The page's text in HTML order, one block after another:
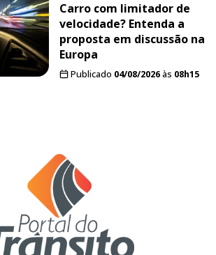
Carro com limitador de
velocidade? Entenda a
proposta em discussão na
Europa
Publicado 04/08/2026às 08h15